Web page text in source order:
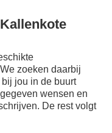
zoeken daarbij
jou in de buurt
wensen en
De rest volgt